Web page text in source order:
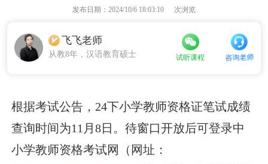
发布日期：2024/10/6 18:03:10 次浏览
飞飞老师
从教8年，汉语教育硕士 试听课程 咨询老师
根据考试公告，24下小学教师资格证笔试成绩
查询时间为11月8日。待窗口开放后可登录中
小学教师资格考试网（网址：